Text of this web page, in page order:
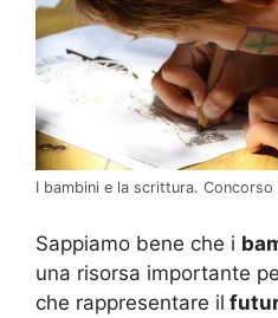
I bambini e la scrittura.
Sappiamo bene che i
una risorsa importante
che rappresentare il